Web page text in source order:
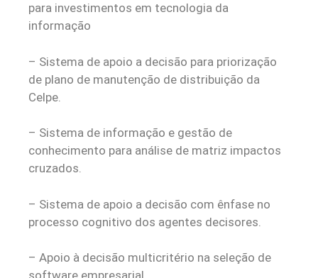
para investimentos em tecnologia da
informação
– Sistema de apoio a decisão para priorização
de plano de manutenção de distribuição da
Celpe.
– Sistema de informação e gestão de
conhecimento para análise de matriz impactos
cruzados.
– Sistema de apoio a decisão com ênfase no
processo cognitivo dos agentes decisores.
– Apoio à decisão multicritério na seleção de
software empresarial